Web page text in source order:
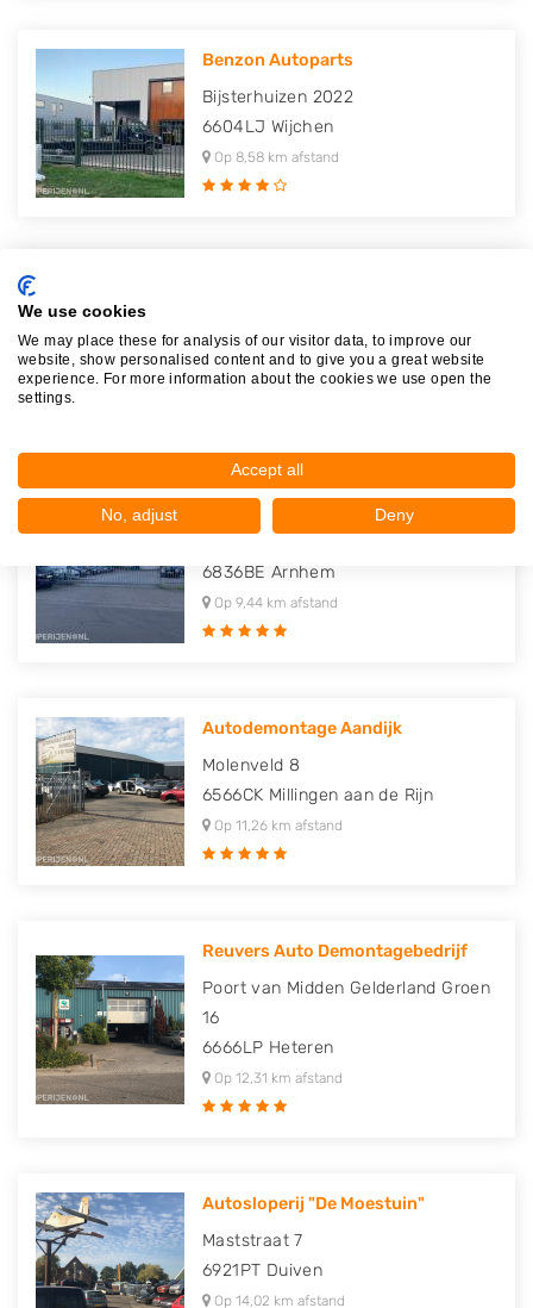
Benzon Autoparts
Bijsterhuizen 2022
6604LJ Wijchen
Op 8,58 km afstand
6581KC Malden
Op 8,62 km afstand
BEMA Autorecycling
6836BE Arnhem
Op 9,44 km afstand
Autodemontage Aandijk
Molenveld 8
6566CK Millingen aan de Rijn
Op 11,26 km afstand
Reuvers Auto Demontagebedrijf
Poort van Midden Gelderland Groen
16
6666LP Heteren
Op 12,31 km afstand
Autosloperij "De Moestuin"
Maststraat 7
6921PT Duiven
Op 14,02 km afstand
We use cookies
We may place these for analysis of our visitor data, to improve our
website, show personalised content and to give you a great website
experience. For more information about the cookies we use open the
settings.
Accept all
No, adjust Deny